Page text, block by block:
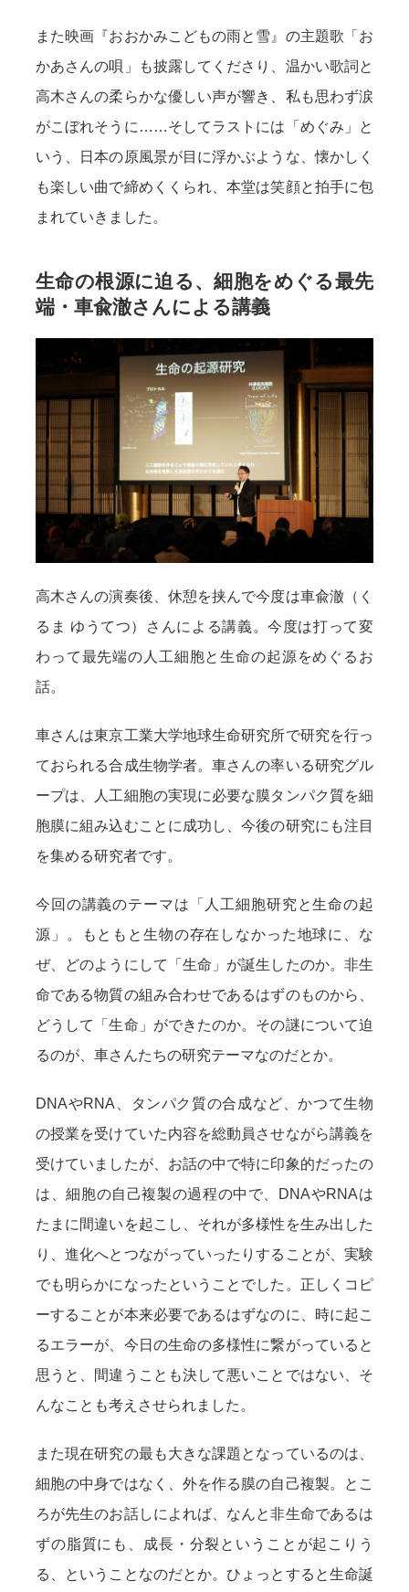
また映画『おおかみこどもの雨と雪』の主題歌「お
かあさんの唄」も披露してくださり、温かい歌詞と
高木さんの柔らかな優しい声が響き、私も思わず涙
がこぼれそうに……そしてラストには「めぐみ」と
いう、日本の原風景が目に浮かぶような、懐かしく
も楽しい曲で締めくくられ、本堂は笑顔と拍手に包
まれていきました。
生命の根源に迫る、細胞をめぐる最先
端・車兪澈さんによる講義
高木さんの演奏後、休憩を挟んで今度は車兪澈（く
るま ゆうてつ）さんによる講義。今度は打って変
わって最先端の人工細胞と生命の起源をめぐるお
話。
車さんは東京工業大学地球生命研究所で研究を行っ
ておられる合成生物学者。車さんの率いる研究グル
ープは、人工細胞の実現に必要な膜タンパク質を細
胞膜に組み込むことに成功し、今後の研究にも注目
を集める研究者です。
今回の講義のテーマは「人工細胞研究と生命の起
源」。もともと生物の存在しなかった地球に、な
ぜ、どのようにして「生命」が誕生したのか。非生
命である物質の組み合わせであるはずのものから、
どうして「生命」ができたのか。その謎について迫
るのが、車さんたちの研究テーマなのだとか。
DNAやRNA、タンパク質の合成など、かつて生物
の授業を受けていた内容を総動員させながら講義を
受けていましたが、お話の中で特に印象的だったの
は、細胞の自己複製の過程の中で、DNAやRNAは
たまに間違いを起こし、それが多様性を生み出した
り、進化へとつながっていったりすることが、実験
でも明らかになったということでした。正しくコピ
ーすることが本来必要であるはずなのに、時に起こ
るエラーが、今日の生命の多様性に繋がっていると
思うと、間違うことも決して悪いことではない、そ
んなことも考えさせられました。
また現在研究の最も大きな課題となっているのは、
細胞の中身ではなく、外を作る膜の自己複製。とこ
ろが先生のお話しによれば、なんと非生命であるは
ずの脂質にも、成長・分裂ということが起こりう
る、ということなのだとか。ひょっとすると生命誕